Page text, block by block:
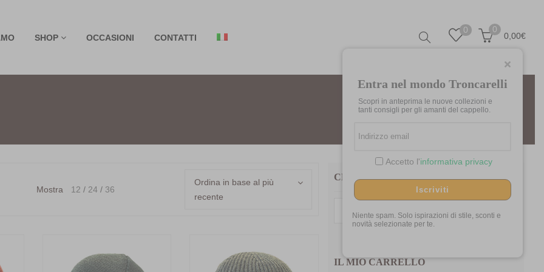
Entra nel mondo Troncarelli
Scopri in anteprima le nuove collezioni e
tanti consigli per gli amanti del cappello.
Accetto l'informativa privacy
Iscriviti
Niente spam. Solo ispirazioni di stile, sconti e
novità selezionate per te.
SHOP OCCASIONI CONTATTI
0 0
0,00€
Home Prodotti taggati “zuccotto”
Mostra 12 24 36
Ordina in base al più
recente
CERCA TRA I NOSTRI PRODOTTI
IL MIO CARRELLO